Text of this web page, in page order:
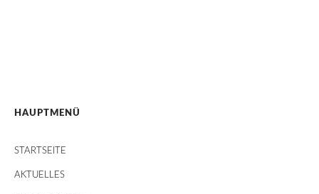
HAUPTMENÜ
STARTSEITE
AKTUELLES